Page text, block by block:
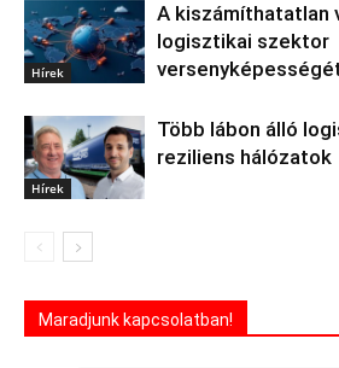
Hírek
A kiszámíthatatlan
logisztikai szektor
Hírek
Több lábon álló
reziliens hálózatok
Maradjunk kapcsolatban!